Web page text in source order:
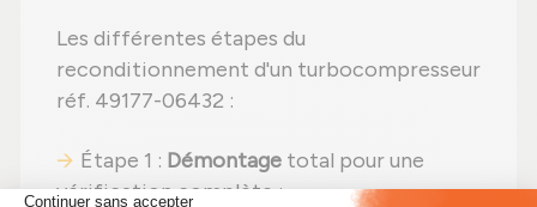
Les différentes étapes du
reconditionnement d'un turbocompresseur
réf. 49177-06432 :
Étape 1 : Démontage total pour une
vérification complète ;